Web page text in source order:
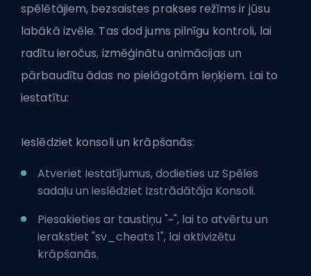
spēlētājiem, bezsaistes prakses režīms ir jūsu
labākā izvēle. Tas dod jums pilnīgu kontroli, lai
radītu ieročus, izmēģinātu animācijas un
pārbaudītu ādas no pielāgotām leņķiem. Lai to
iestatītu:
Ieslēdziet konsoli un krāpšanās:
Atveriet Iestatījumus, dodieties uz Spēles
sadaļu un ieslēdziet Izstrādātāja Konsoli.
Piesakieties ar taustiņu "~", lai to atvērtu un
ierakstiet "sv_cheats 1", lai aktivizētu
krāpšanās.